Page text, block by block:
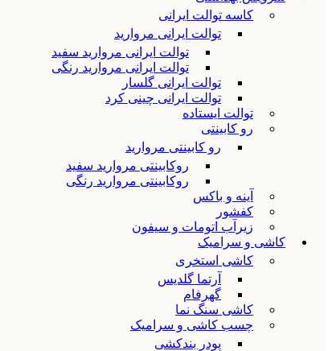
کاسه توالت ایرانی
توالت ایرانی مروارید
توالت ایرانی مروارید سفید
توالت ایرانی مروارید رنگی
توالت ایرانی گلسار
توالت ایرانی چینی کرد
توالت ایستاده
رو کابینتی
رو کابینتی مروارید
روکابینتی مروارید سفید
روکابینتی مروارید رنگی
آینه و باکس
کفشور
زیرآب اتومات و سیفون
کاشی و سرامیک
کاشی استخری
آرتما گلدیس
گهرفام
کاشی سنگ نما
چسب کاشی و سرامیک
پودر بندکشی